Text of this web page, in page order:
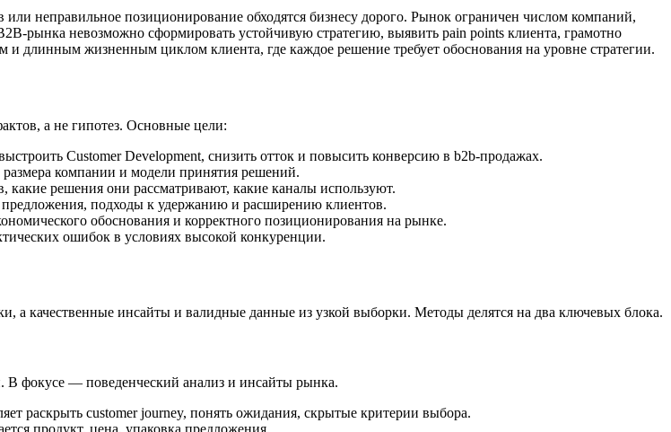
неправильное позиционирование обходятся бизнесу дорого. Рынок ограничен числом компаний,
рынка невозможно сформировать устойчивую стратегию, выявить pain points клиента, грамотно
жизненным циклом клиента, где каждое решение требует обоснования на уровне стратегии.
а не гипотез. Основные цели:
Customer Development, снизить отток и повысить конверсию в b2b-продажах.
размера компании и модели принятия решений.
какие решения они рассматривают, какие каналы используют.
подходы к удержанию и расширению клиентов.
обоснования и корректного позиционирования на рынке.
ошибок в условиях высокой конкуренции.
а качественные инсайты и валидные данные из узкой выборки. Методы делятся на два ключевых блока.
В фокусе — поведенческий анализ и инсайты рынка.
раскрыть customer journey, понять ожидания, скрытые критерии выбора.
продукт, цена, упаковка предложения.